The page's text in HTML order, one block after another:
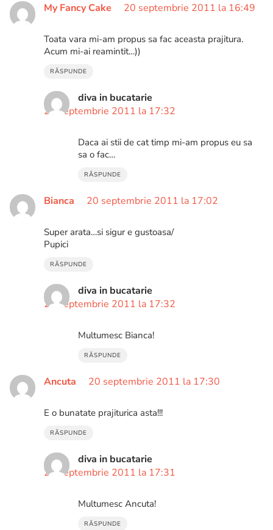
My Fancy Cake 20 septembrie 2011 la 16:49
Toata vara mi-am propus sa fac aceasta prajitura.
Acum mi-ai reamintit…))
RĂSPUNDE
diva in bucatarie
20 septembrie 2011 la 17:32
Daca ai stii de cat timp mi-am propus eu sa
sa o fac…
RĂSPUNDE
Bianca 20 septembrie 2011 la 17:02
Super arata…si sigur e gustoasa/
Pupici
RĂSPUNDE
diva in bucatarie
20 septembrie 2011 la 17:32
Multumesc Bianca!
RĂSPUNDE
Ancuta 20 septembrie 2011 la 17:30
E o bunatate prajiturica asta!!!
RĂSPUNDE
diva in bucatarie
20 septembrie 2011 la 17:31
Multumesc Ancuta!
RĂSPUNDE